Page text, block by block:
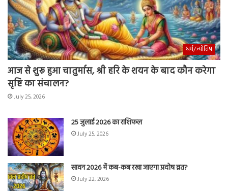
धर्म/ज्योतिष
आज से शुरू हुआ चातुर्मास, श्री हरि के शयन के बाद कौन करेगा
सृष्टि का संचालन?
July 25, 2026
25 जुलाई 2026 का राशिफल
July 25, 2026
सावन 2026 में कब-कब रखा जाएगा प्रदोष व्रत?
July 22, 2026